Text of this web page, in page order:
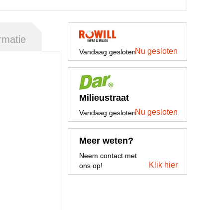
Vandaag geslotenNu gesloten
Milieustraat
Vandaag geslotenNu gesloten
Meer weten?
Neem contact met
ons op!
Klik hier